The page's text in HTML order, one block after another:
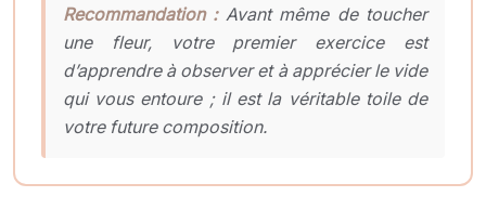
Recommandation :Avant même de toucher
une fleur, votre premier exercice est
d’apprendre à observer et à apprécier le vide
qui vous entoure ; il est la véritable toile de
votre future composition.